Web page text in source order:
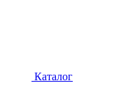
Каталог